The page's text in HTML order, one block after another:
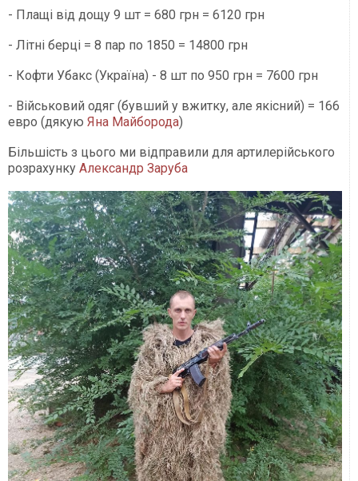
- Плащі від дощу 9 шт = 680 грн = 6120 грн
- Літні берці = 8 пар по 1850 = 14800 грн
- Кофти Убакс (Україна) - 8 шт по 950 грн = 7600 грн
- Військовий одяг (бувший у вжитку, але якісний) = 166
евро (дякую Яна Майборода)
Більшість з цього ми відправили для артилерійського
розрахунку Александр Заруба